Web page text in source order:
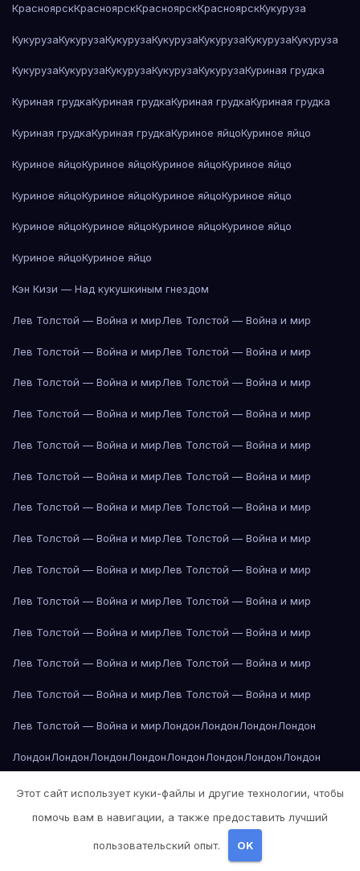
КрасноярскКрасноярскКрасноярскКрасноярскКукуруза
КукурузаКукурузаКукурузаКукурузаКукурузаКукурузаКукуруза
КукурузаКукурузаКукурузаКукурузаКукурузаКуриная грудка
Куриная грудкаКуриная грудкаКуриная грудкаКуриная грудка
Куриная грудкаКуриная грудкаКуриное яйцоКуриное яйцо
Куриное яйцоКуриное яйцоКуриное яйцоКуриное яйцо
Куриное яйцоКуриное яйцоКуриное яйцоКуриное яйцо
Куриное яйцоКуриное яйцоКуриное яйцоКуриное яйцо
Куриное яйцоКуриное яйцо
Кэн Кизи — Над кукушкиным гнездом
Лев Толстой — Война и мирЛев Толстой — Война и мир
Лев Толстой — Война и мирЛев Толстой — Война и мир
Лев Толстой — Война и мирЛев Толстой — Война и мир
Лев Толстой — Война и мирЛев Толстой — Война и мир
Лев Толстой — Война и мирЛев Толстой — Война и мир
Лев Толстой — Война и мирЛев Толстой — Война и мир
Лев Толстой — Война и мирЛев Толстой — Война и мир
Лев Толстой — Война и мирЛев Толстой — Война и мир
Лев Толстой — Война и мирЛев Толстой — Война и мир
Лев Толстой — Война и мирЛев Толстой — Война и мир
Лев Толстой — Война и мирЛев Толстой — Война и мир
Лев Толстой — Война и мирЛев Толстой — Война и мир
Лев Толстой — Война и мирЛев Толстой — Война и мир
Лев Толстой — Война и мирЛондонЛондонЛондонЛондон
ЛондонЛондонЛондонЛондонЛондонЛондонЛондонЛондон
Лондон Лондон Лос-Анджелес Лос-Анджелес
Лос-АнджелесЛос-АнджелесЛос-АнджелесЛос-Анджелес
Лос-АнджелесЛос-АнджелесЛос-Анджелес
Этот сайт использует куки-файлы и другие технологии, чтобы
помочь вам в навигации, а также предоставить лучший
пользовательский опыт. OK